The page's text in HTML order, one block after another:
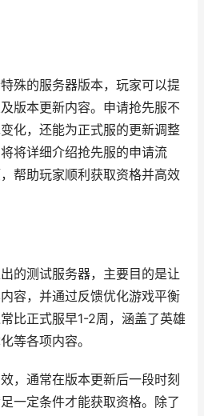
殊的服务器版本，玩家可以提
版本更新内容。申请抢先服不
化，还能为正式服的更新调整
将详细介绍抢先服的申请流
帮助玩家顺利获取资格并高效
的测试服务器，主要目的是让
容，并通过反馈优化游戏平衡
比正式服早1-2周，涵盖了英雄
等各项内容。
，通常在版本更新后一段时刻
一定条件才能获取资格。除了